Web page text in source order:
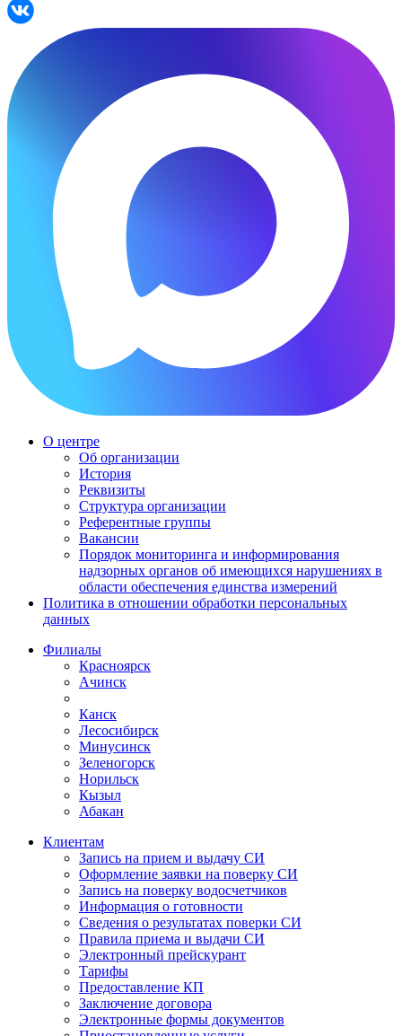
О центре
Об организации
История
Реквизиты
Структура организации
Референтные группы
Вакансии
Порядок мониторинга и информирования
надзорных органов об имеющихся нарушениях в
области обеспечения единства измерений
Политика в отношении обработки персональных
данных
Филиалы
Красноярск
Ачинск
Канск
Лесосибирск
Минусинск
Зеленогорск
Норильск
Кызыл
Абакан
Клиентам
Запись на прием и выдачу СИ
Оформление заявки на поверку СИ
Запись на поверку водосчетчиков
Информация о готовности
Сведения о результатах поверки СИ
Правила приема и выдачи СИ
Электронный прейскурант
Тарифы
Предоставление КП
Заключение договора
Электронные формы документов